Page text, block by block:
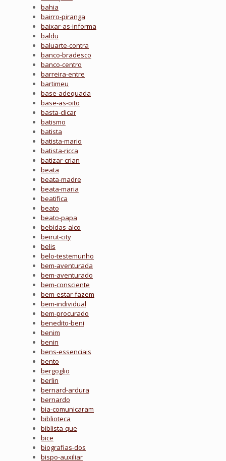
bahia
bairro-piranga
baixar-as-informa
baldu
baluarte-contra
banco-bradesco
banco-centro
barreira-entre
bartimeu
base-adequada
base-as-oito
basta-clicar
batismo
batista
batista-mario
batista-ricca
batizar-crian
beata
beata-madre
beata-maria
beatifica
beato
beato-papa
bebidas-alco
beirut-city
belis
belo-testemunho
bem-aventurada
bem-aventurado
bem-consciente
bem-estar-fazem
bem-individual
bem-procurado
benedito-beni
benim
benin
bens-essenciais
bento
bergoglio
berlin
bernard-ardura
bernardo
bia-comunicaram
biblioteca
biblista-que
bice
biografias-dos
bispo-auxiliar